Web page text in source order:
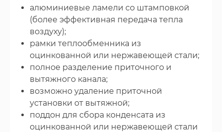
алюминиевые ламели со штамповкой
(более эффективная передача тепла
воздуху);
рамки теплообменника из
оцинкованной или нержавеющей стали;
полное разделение приточного и
вытяжного канала;
возможно удаление приточной
установки от вытяжной;
поддон для сбора конденсата из
оцинкованной или нержавеющей стали